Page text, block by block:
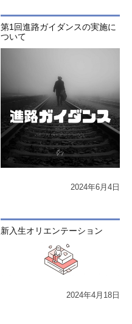
第1回進路ガイダンスの実施に
ついて
2024年6月4日
新入生オリエンテーション
2024年4月18日